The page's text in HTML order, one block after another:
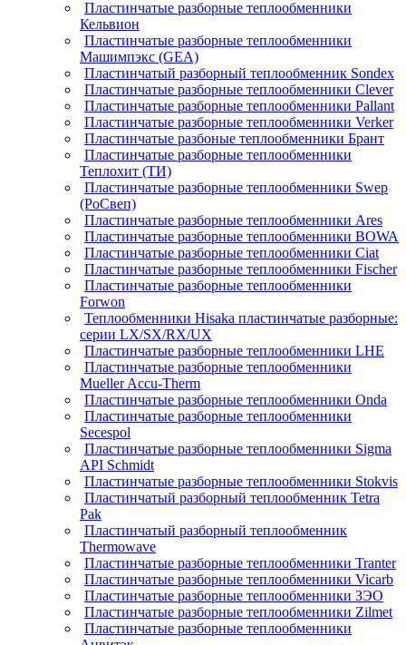
Пластинчатые разборные теплообменники
Кельвион
Пластинчатые разборные теплообменники
Машимпэкс (GEA)
Пластинчатый разборный теплообменник Sondex
Пластинчатые разборные теплообменники Clever
Пластинчатые разборные теплообменники Pallant
Пластинчатые разборные теплообменники Verker
Пластинчатые разбоные теплообменники Брант
Пластинчатые разборные теплообменники
Теплохит (ТИ)
Пластинчатые разборные теплообменники Swep
(РоСвеп)
Пластинчатые разборные теплообменники Ares
Пластинчатые разборные теплообменники BOWA
Пластинчатые разборные теплообменники Ciat
Пластинчатые разборные теплообменники Fischer
Пластинчатые разборные теплообменники
Forwon
Теплообменники Hisaka пластинчатые разборные:
серии LX/SX/RX/UX
Пластинчатые разборные теплообменники LHE
Пластинчатые разборные теплообменники
Mueller Accu-Therm
Пластинчатые разборные теплообменники Onda
Пластинчатые разборные теплообменники
Secespol
Пластинчатые разборные теплообменники Sigma
API Schmidt
Пластинчатые разборные теплообменники Stokvis
Пластинчатый разборный теплообменник Tetra
Pak
Пластинчатый разборный теплообменник
Thermowave
Пластинчатые разборные теплообменники Tranter
Пластинчатые разборные теплообменники Vicarb
Пластинчатые разборные теплообменники ЗЭО
Пластинчатые разборные теплообменники Zilmet
Пластинчатые разборные теплообменники